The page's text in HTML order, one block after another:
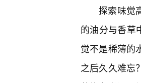
探索味觉
的油分与香草
觉不是稀薄的
之后久久难忘